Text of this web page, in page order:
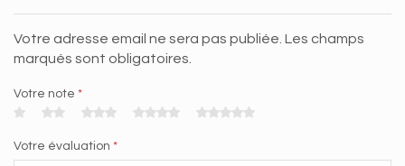
Votre adresse email ne sera pas publiée. Les champs
marqués sont obligatoires.
Votre note *
Votre évaluation *